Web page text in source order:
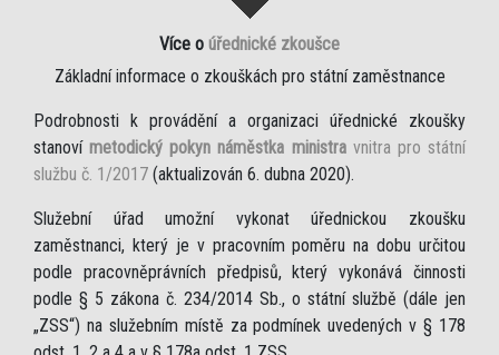
Více o úřednické zkoušce
Základní informace o zkouškách pro státní zaměstnance
Podrobnosti k provádění a organizaci úřednické zkoušky
stanovímetodický pokyn náměstka ministravnitra pro státní
službu č. 1/2017 (aktualizován 6. dubna 2020).
Služební úřad umožní vykonat úřednickou zkoušku
zaměstnanci, který je v pracovním poměru na dobu určitou
podle pracovněprávních předpisů, který vykonává činnosti
podle § 5 zákona č. 234/2014 Sb., o státní službě (dále jen
„ZSS“) na služebním místě za podmínek uvedených v § 178